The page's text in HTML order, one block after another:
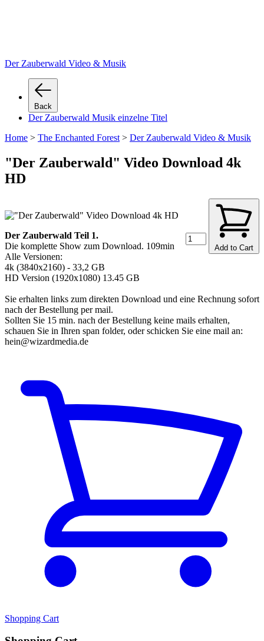
Der Zauberwald Video & Musik
Back
Der Zauberwald Musik einzelne Titel
Home > The Enchanted Forest > Der Zauberwald Video & Musik
"Der Zauberwald" Video Download 4k
HD
Add to Cart
Der Zauberwald Teil 1.
Die komplette Show zum Download. 109min
Alle Versionen:
4k (3840x2160) - 33,2 GB
HD Version (1920x1080) 13.45 GB
Sie erhalten links zum direkten Download und eine Rechnung sofort
nach der Bestellung per mail.
Sollten Sie 15 min. nach der Bestellung keine mails erhalten,
schauen Sie in Ihren span folder, oder schicken Sie eine mail an:
hein@wizardmedia.de
Shopping Cart